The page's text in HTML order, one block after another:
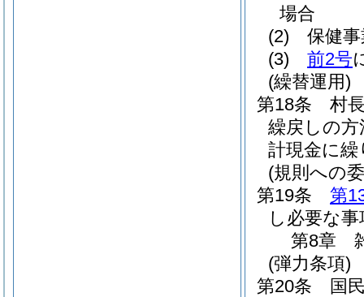
場合
(2)
保健
(3)
前2号
(繰替運用)
第18条
村
繰戻しの
計現金に
(規則への
第19条
第
し必要な
第8章
(弾力条項)
第20条
国